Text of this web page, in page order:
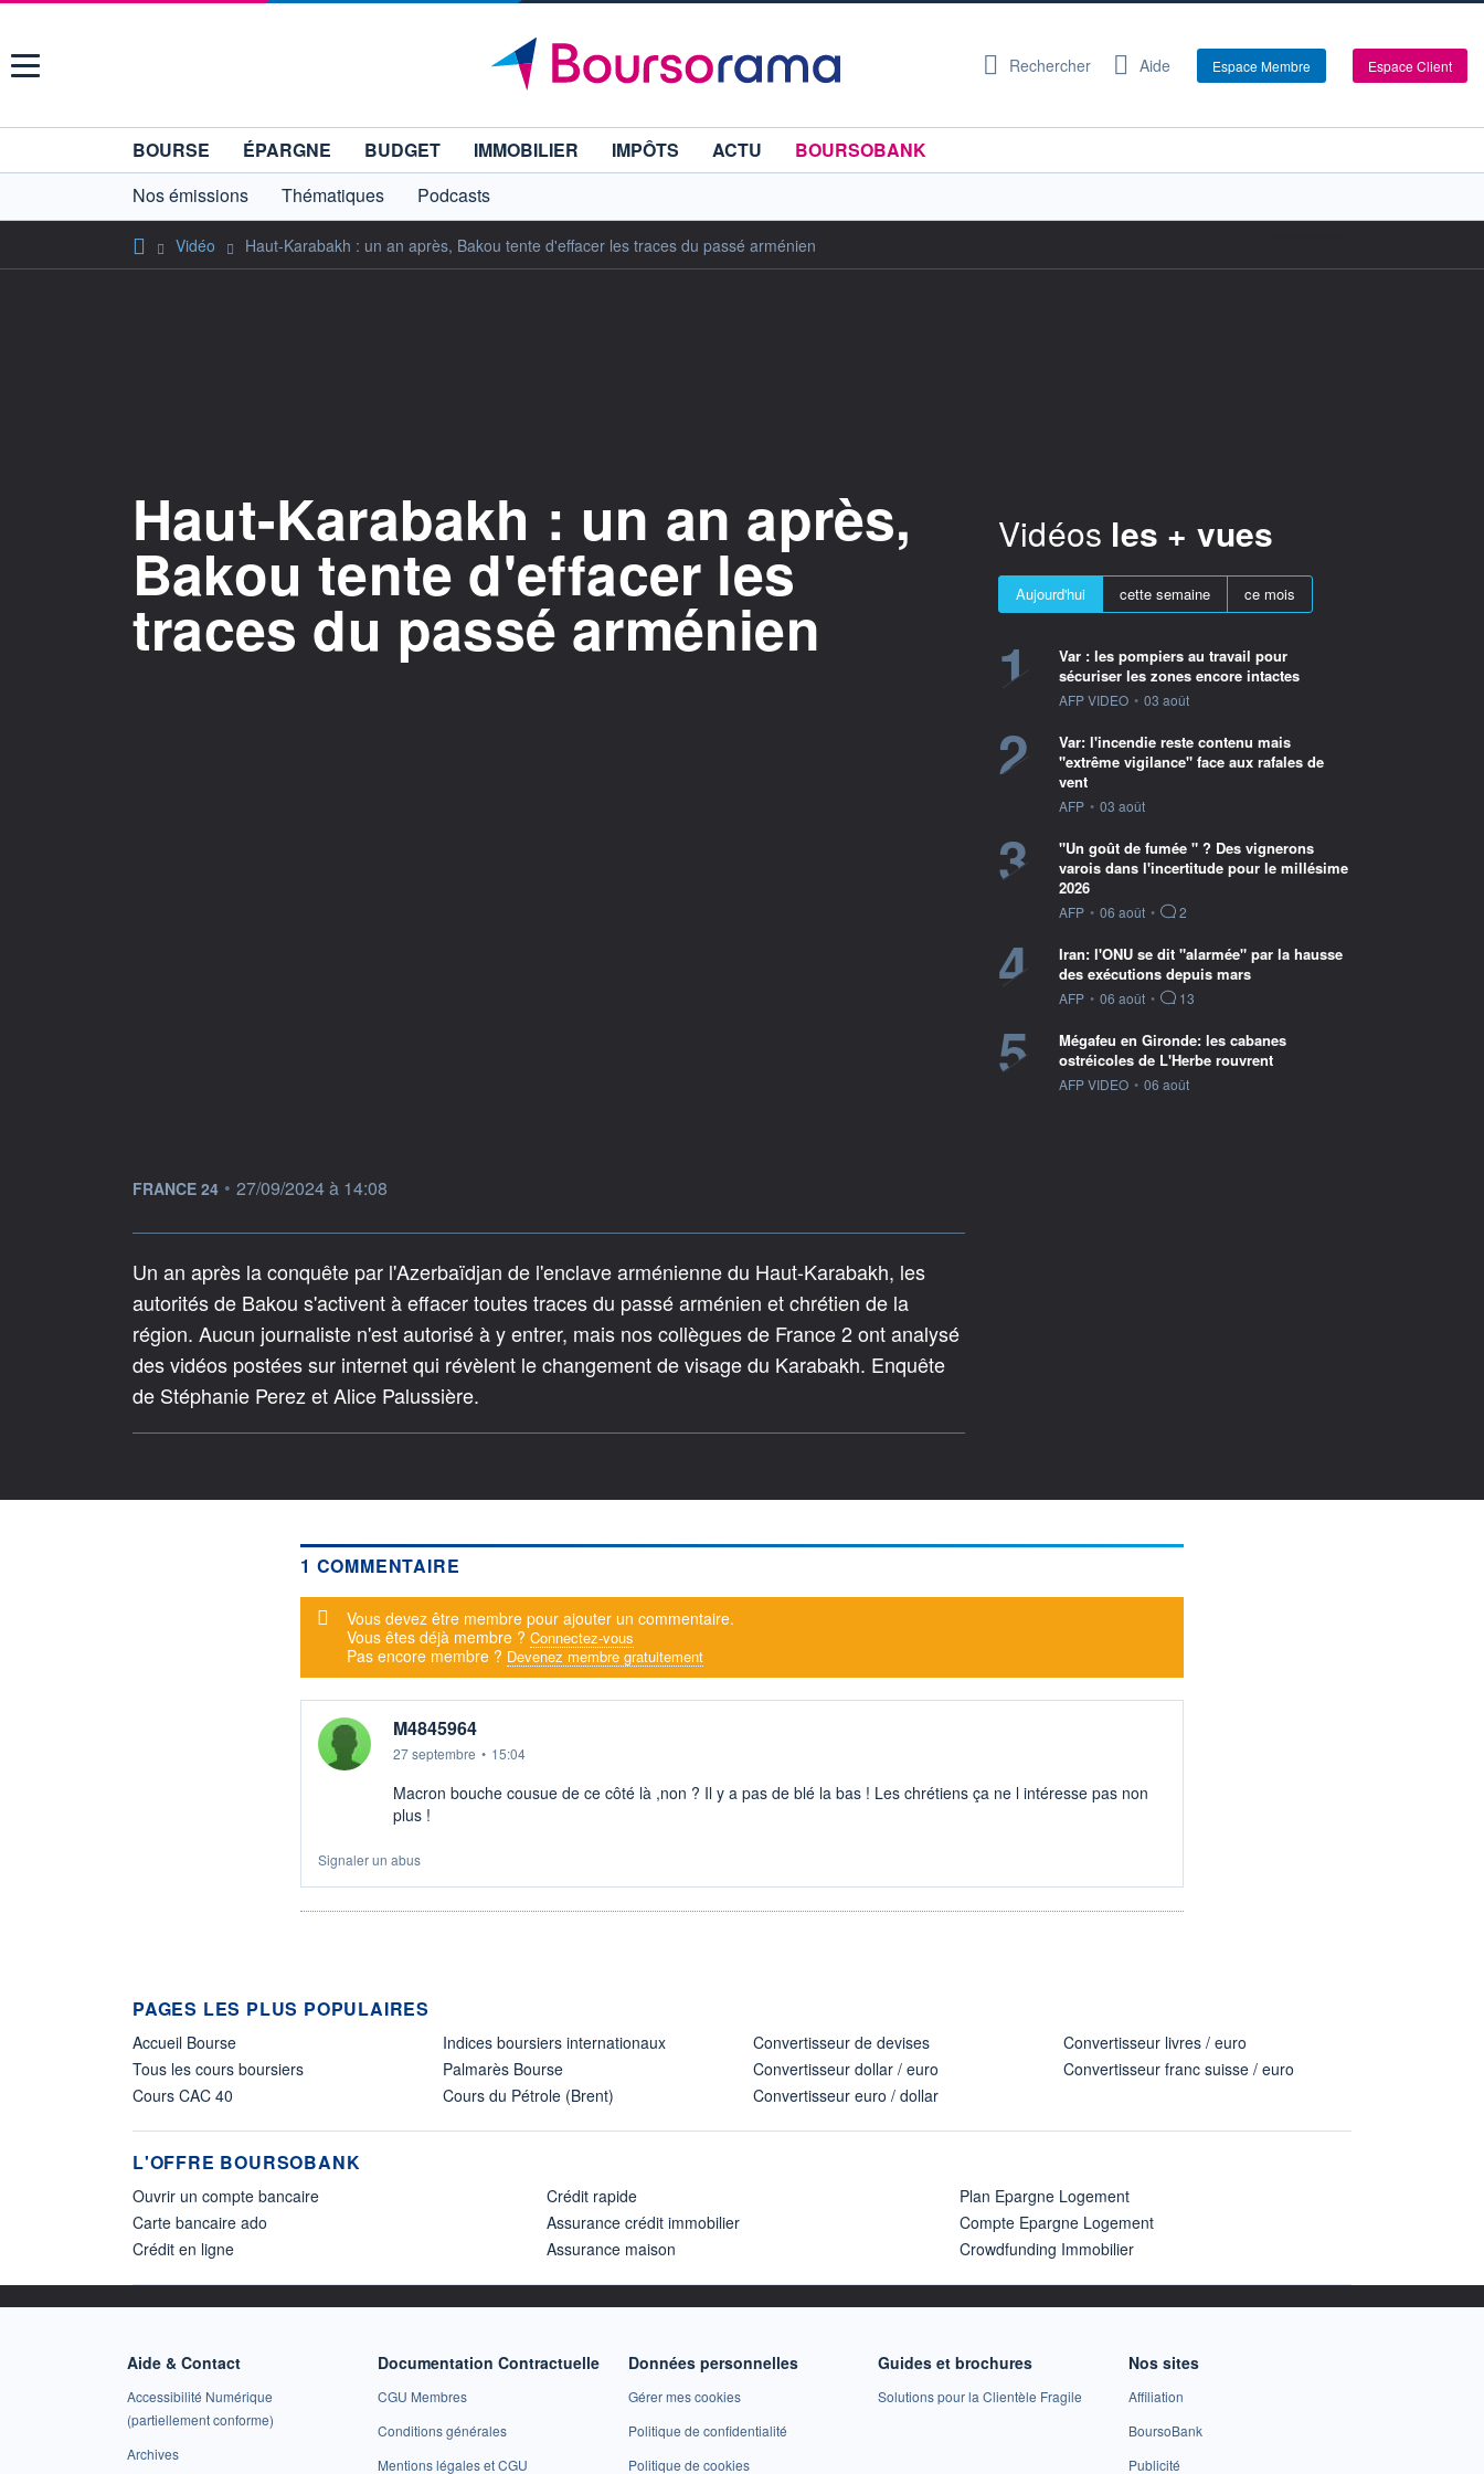
Menu Rechercher Aide Espace Membre Espace Client
BOURSE ÉPARGNE BUDGET IMMOBILIER IMPÔTS ACTU
BOURSOBANK
Nos émissions
Thématiques Podcasts
Vidéo Haut-Karabakh : un an après, Bakou tente d'effacer les traces du passé arménien
Haut-Karabakh : un an après,
Bakou tente d'effacer les
traces du passé arménien
information fournie par
FRANCE 24 • 27/09/2024 à 14:08
Un an après la conquête par l'Azerbaïdjan de l'enclave arménienne du Haut-Karabakh, les
autorités de Bakou s'activent à effacer toutes traces du passé arménien et chrétien de la
région. Aucun journaliste n'est autorisé à y entrer, mais nos collègues de France 2 ont analysé
des vidéos postées sur internet qui révèlent le changement de visage du Karabakh. Enquête
de Stéphanie Perez et Alice Palussière.
Vidéos les + vues
Aujourd'hui cette semaine ce mois
1
Var : les pompiers au travail pour
sécuriser les zones encore intactes
information fournie par
AFP VIDEO • 03 août
2
Var: l'incendie reste contenu mais
"extrême vigilance" face aux rafales de
vent
information fournie par
AFP • 03 août
3
"Un goût de fumée " ? Des vignerons
varois dans l'incertitude pour le millésime
2026
information fournie par
AFP • 06 août • 2
4
Iran: l'ONU se dit "alarmée" par la hausse
des exécutions depuis mars
information fournie par
AFP • 06 août • 13
5
Mégafeu en Gironde: les cabanes
ostréicoles de L'Herbe rouvrent
information fournie par
AFP VIDEO • 06 août
1 COMMENTAIRE
Message d'alerte
Vous devez être membre pour ajouter un commentaire.
Vous êtes déjà membre ? Connectez-vous
Pas encore membre ? Devenez membre gratuitement
M4845964
27 septembre • 15:04
Macron bouche cousue de ce côté là ,non ? Il y a pas de blé la bas ! Les chrétiens ça ne l intéresse pas non
plus !
Signaler un abus
PAGES LES PLUS POPULAIRES
Accueil Bourse
Tous les cours boursiers
Cours CAC 40
Indices boursiers internationaux
Palmarès Bourse
Cours du Pétrole (Brent)
Convertisseur de devises
Convertisseur dollar / euro
Convertisseur euro / dollar
Convertisseur livres / euro
Convertisseur franc suisse / euro
L'OFFRE BOURSOBANK
Ouvrir un compte bancaire
Carte bancaire ado
Crédit en ligne
Crédit rapide
Assurance crédit immobilier
Assurance maison
Plan Epargne Logement
Compte Epargne Logement
Crowdfunding Immobilier
Aide & Contact
Accessibilité Numérique
(partiellement conforme)
Archives
Documentation Contractuelle
CGU Membres
Conditions générales
Mentions légales et CGU
Données personnelles
Gérer mes cookies
Politique de confidentialité
Politique de cookies
Guides et brochures
Solutions pour la Clientèle Fragile
Nos sites
Affiliation
BoursoBank
Publicité